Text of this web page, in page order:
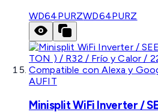
WD64PURZWD64PURZ
AUFIT
Minisplit WiFi Inverter /